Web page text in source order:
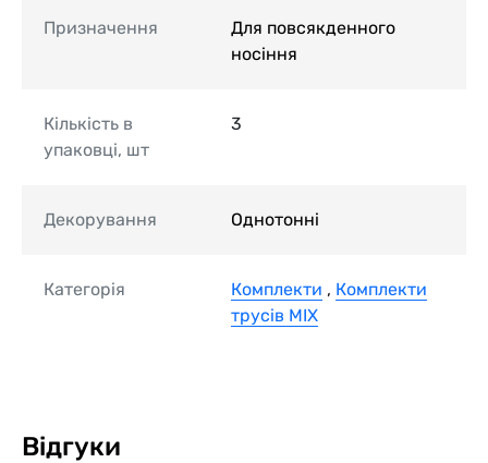
Призначення
Для повсякденного
носіння
Кількість в
упаковці, шт
3
Декорування Однотонні
Категорія Комплекти , Комплекти
трусів MIX
Відгуки